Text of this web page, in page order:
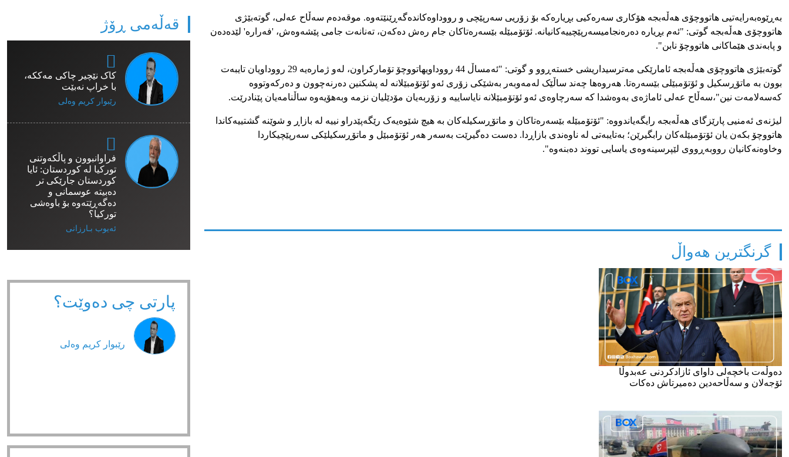
بەڕێوەبەرایەتیی هاتووچۆی هەڵەبجە هۆکاری سەرەکیی بڕیارەکە بۆ زۆریی سەرپێچی و رووداوەکاندەگەڕێنێتەوە. موقەدەم سەڵاح عەلی، گوتەبێژی
هاتووچۆی هەڵەبجە گوتی: "ئەم بڕیارە دەرەنجامیسەرپێچییەکانیانە. ئۆتۆمبێلە بێسەرەتاکان جام رەش دەکەن، تەنانەت جامی پێشەوەش، 'فەرارە' لێدەدەن
و پابەندی هێماکانی هاتووچۆ نابن".
گوتەبێژی هاتووچۆی هەڵەبجە ئامارێکی مەترسیداریشی خستەڕوو و گوتی: "ئەمساڵ رووداویهاتووچۆ تۆمارکراون، لەو ژمارەیە رووداویان تایبەت
بوون بە ماتۆڕسکیل و ئۆتۆمبێلی بێسەرەتا. هەروەها چەند ساڵێک لەمەوبەر بەشێکی زۆری ئەو ئۆتۆمبێلانە لە پشکنین دەرنەچوون و دەرکەوتووە
کەسەلامەت نین"،سەڵاح عەلی ئاماژەی بەوەشدا کە سەرچاوەی ئەو ئۆتۆمبێلانە نایاساییە و زۆربەیان مۆدێلیان نزمە وبەهۆیەوە ساڵنامەیان پێنادرێت.
لیژنەی ئەمنیی پارێزگای هەڵەبجە رایگەیاندووە: "ئۆتۆمبێلە بێسەرەتاکان و ماتۆڕسکیلەکان بە هیچ شێوەیەک رێگەپێدراو نییە لە بازاڕ و شوێنە گشتییەکاندا
هاتووچۆ بکەن یان ئۆتۆمبێلەکان رابگیرێن؛ بەتایبەتی لە ناوەندی بازاڕدا . دەست دەگیرێت بەسەر هەر ئۆتۆمبێل و ماتۆڕسکیلێکی سەرپێچیکاردا
وخاوەنەکانیان رووبەڕووی لێپرسینەوەی یاسایی تووند دەبنەوە".
گرنگترین هەواڵ
دەوڵەت باخچەلی داوای ئازادکردنی عەبدوڵا
ئۆجەلان و سەڵاحەدین دەمیرتاش دەکات
قەڵەمی ڕۆژ
کاک نێچیر چاکی مەککە،
با خراپ نەبێت
رێبوار كریم وەلی
فراوانبوون و پاڵکەوتنی
تورکیا لە کوردستان: ئایا
کوردستان جارێکی تر
دەبیتە عوسمانی و
دەگەڕێتەوە بۆ باوەشی
تورکیا؟
ئەیوب بـارزانی
پارتی چی دەوێت؟
رێبوار كریم وەلی